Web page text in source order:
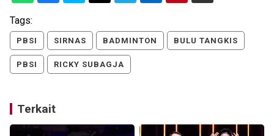
Tags:
PBSI SIRNAS BADMINTON BULU TANGKIS
PBSI RICKY SUBAGJA
Terkait